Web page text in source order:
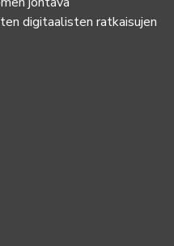
digitaalisten ratkaisujen